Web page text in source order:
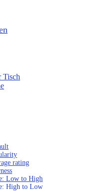
Tisch
rating
Low to High
High to Low